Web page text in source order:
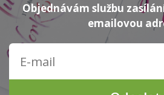
Objednávám službu
emailovou